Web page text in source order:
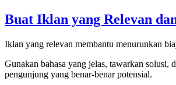
Buat Iklan yang Relevan
Iklan yang relevan membantu menurunkan
Gunakan bahasa yang jelas, tawarkan solusi,
pengunjung yang benar-benar potensial.